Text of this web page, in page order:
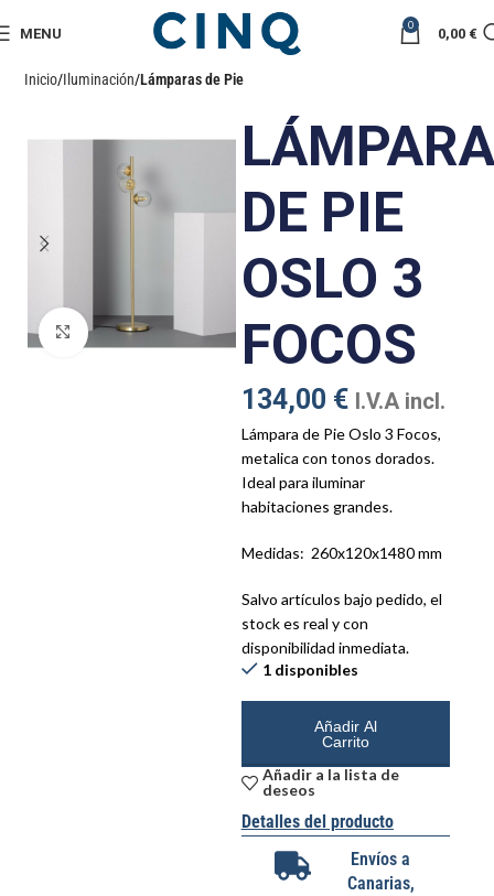
MENU 0 0,00 €
Inicio Iluminación Lámparas de Pie
Click to enlarge
LÁMPARA
DE PIE
OSLO 3
FOCOS
134,00 € I.V.A incl.
Lámpara de Pie Oslo 3 Focos,
metalica con tonos dorados.
Ideal para iluminar
habitaciones grandes.
Medidas: 260x120x1480 mm
Salvo artículos bajo pedido, el
stock es real y con
disponibilidad inmediata.
1 disponibles
Añadir Al
Carrito
Añadir a la lista de
deseos
Detalles del producto
Envíos a
Canarias,